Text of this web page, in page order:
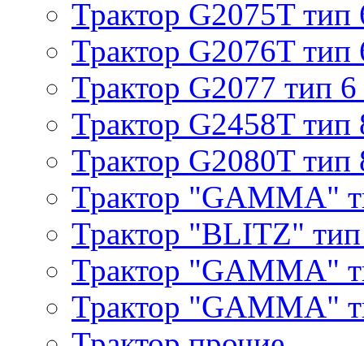
Трактор G2075T тип
Трактор G2076T тип
Трактор G2077 тип 6
Трактор G2458T тип
Трактор G2080T тип
Трактор "GAMMA"
Трактор "BLITZ"
Трактор "GAMMA"
Трактор "GAMMA"